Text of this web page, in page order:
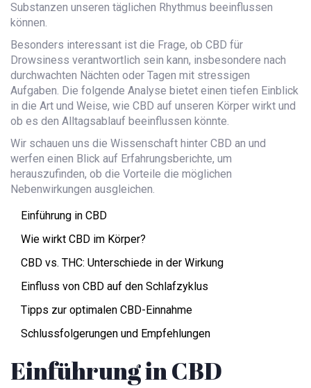
Substanzen unseren täglichen Rhythmus beeinflussen
können.
Besonders interessant ist die Frage, ob CBD für
Drowsiness verantwortlich sein kann, insbesondere nach
durchwachten Nächten oder Tagen mit stressigen
Aufgaben. Die folgende Analyse bietet einen tiefen Einblick
in die Art und Weise, wie CBD auf unseren Körper wirkt und
ob es den Alltagsablauf beeinflussen könnte.
Wir schauen uns die Wissenschaft hinter CBD an und
werfen einen Blick auf Erfahrungsberichte, um
herauszufinden, ob die Vorteile die möglichen
Nebenwirkungen ausgleichen.
Einführung in CBD
Wie wirkt CBD im Körper?
CBD vs. THC: Unterschiede in der Wirkung
Einfluss von CBD auf den Schlafzyklus
Tipps zur optimalen CBD-Einnahme
Schlussfolgerungen und Empfehlungen
Einführung in CBD